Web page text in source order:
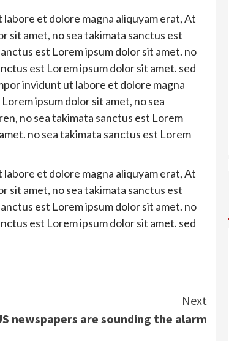
et dolore magna aliquyam erat, At
sit amet, no sea takimata sanctus est
est Lorem ipsum dolor sit amet. no
est Lorem ipsum dolor sit amet. sed
invidunt ut labore et dolore magna
ipsum dolor sit amet, no sea
no sea takimata sanctus est Lorem
no sea takimata sanctus est Lorem
et dolore magna aliquyam erat, At
sit amet, no sea takimata sanctus est
est Lorem ipsum dolor sit amet. no
est Lorem ipsum dolor sit amet. sed
Next
newspapers are sounding the alarm